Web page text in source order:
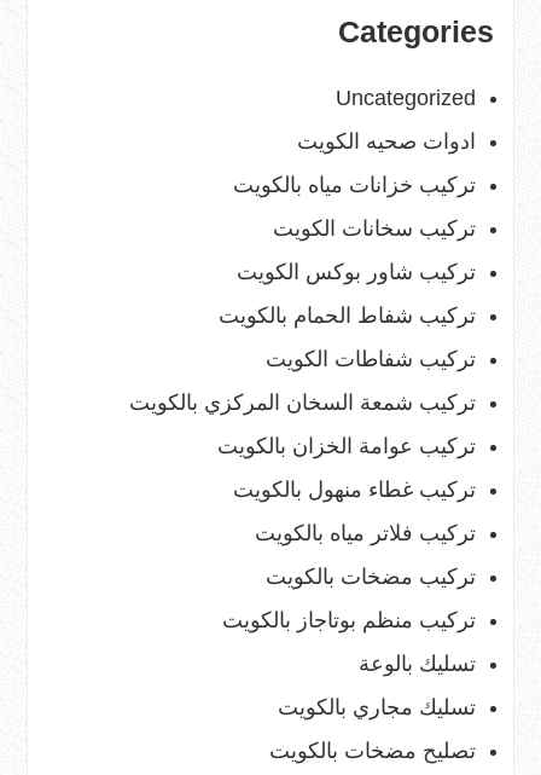
Categories
Uncategorized
ادوات صحيه الكويت
تركيب خزانات مياه بالكويت
تركيب سخانات الكويت
تركيب شاور بوكس الكويت
تركيب شفاط الحمام بالكويت
تركيب شفاطات الكويت
تركيب شمعة السخان المركزي بالكويت
تركيب عوامة الخزان بالكويت
تركيب غطاء منهول بالكويت
تركيب فلاتر مياه بالكويت
تركيب مضخات بالكويت
تركيب منظم بوتاجاز بالكويت
تسليك بالوعة
تسليك مجاري بالكويت
تصليح مضخات بالكويت